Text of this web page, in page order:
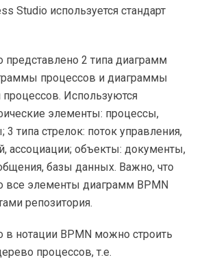
Studio используется стандарт
представлено 2 типа диаграмм
процессов и диаграммы
Используются
элементы: процессы,
типа стрелок: поток управления,
ассоциации; объекты: документы,
базы данных. Важно, что
все элементы диаграмм BPMN
репозитория.
в нотации BPMN можно строить
процессов, т.е.